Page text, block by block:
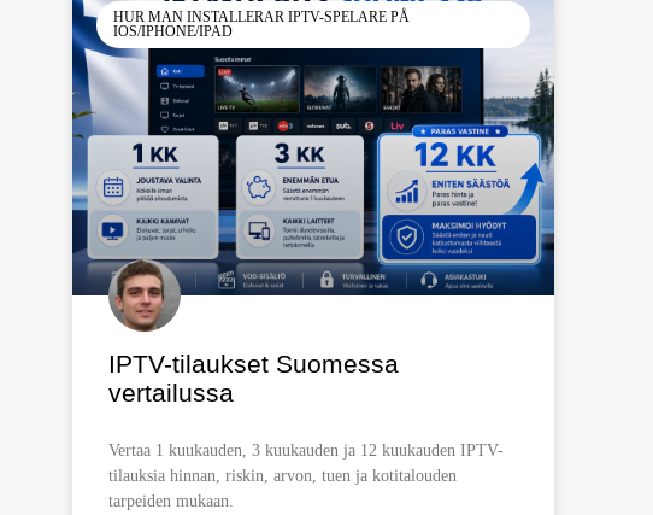
HUR MAN INSTALLERAR IPTV-SPELARE PÅ
IOS/IPHONE/IPAD
IPTV-tilaukset Suomessa
vertailussa
Vertaa 1 kuukauden, 3 kuukauden ja 12 kuukauden IPTV-
tilauksia hinnan, riskin, arvon, tuen ja kotitalouden
tarpeiden mukaan.